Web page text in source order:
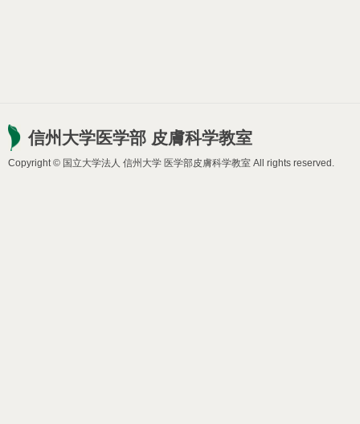
信州大学医学部 皮膚科学教室
Copyright © 国立大学法人 信州大学 医学部皮膚科学教室 All rights reserved.